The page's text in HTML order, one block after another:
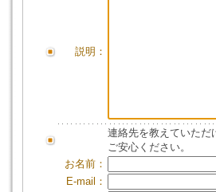
説明：
連絡先を教えていただ
ご安心ください。
お名前：
E-mail：